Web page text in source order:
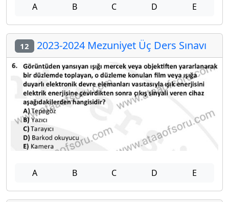
A B C D E
12 2023-2024 Mezuniyet Üç Ders Sınavı
A B C D E